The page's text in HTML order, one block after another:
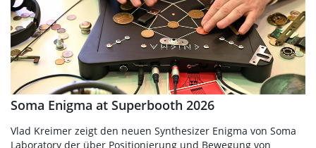
Soma Enigma at Superbooth 2026
Vlad Kreimer zeigt den neuen Synthesizer Enigma von Soma
Laboratory der über Positionierung und Bewegung von